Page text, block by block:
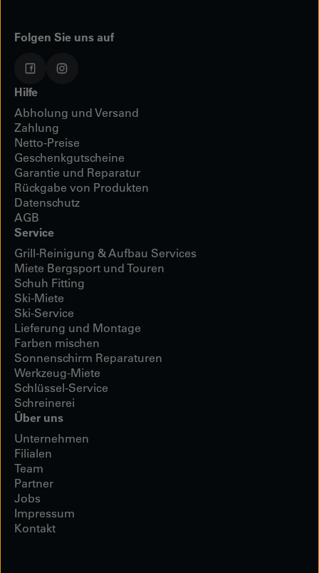
Folgen Sie uns auf
Hilfe
Abholung und Versand
Zahlung
Netto-Preise
Geschenkgutscheine
Garantie und Reparatur
Rückgabe von Produkten
Datenschutz
AGB
Service
Grill-Reinigung & Aufbau Services
Miete Bergsport und Touren
Schuh Fitting
Ski-Miete
Ski-Service
Lieferung und Montage
Farben mischen
Sonnenschirm Reparaturen
Werkzeug-Miete
Schlüssel-Service
Schreinerei
Über uns
Unternehmen
Filialen
Team
Partner
Jobs
Impressum
Kontakt